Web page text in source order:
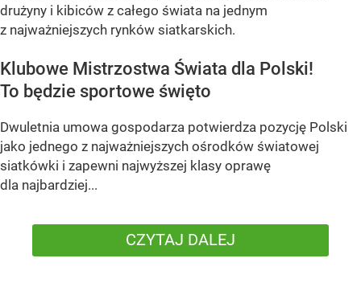
drużyny i kibiców z całego świata na jednym
z najważniejszych rynków siatkarskich.
Klubowe Mistrzostwa Świata dla Polski!
To będzie sportowe święto
Dwuletnia umowa gospodarza potwierdza pozycję Polski
jako jednego z najważniejszych ośrodków światowej
siatkówki i zapewni najwyższej klasy oprawę
dla najbardziej...
CZYTAJ DALEJ